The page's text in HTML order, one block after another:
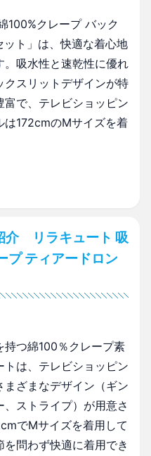
100%クレープ バック
ト」は、快適な着心地
。吸水性と速乾性に優れ
クスリットデザインが特
で、テレビショッピン
は172cmのMサイズを着
介 リラキュート 吸
プ ティアードロン
持つ綿100％クレープ素
は、テレビショッピン
ざまなデザイン（ギン
ストライプ）が用意さ
でMサイズを着用して
問わず快適に着用でき